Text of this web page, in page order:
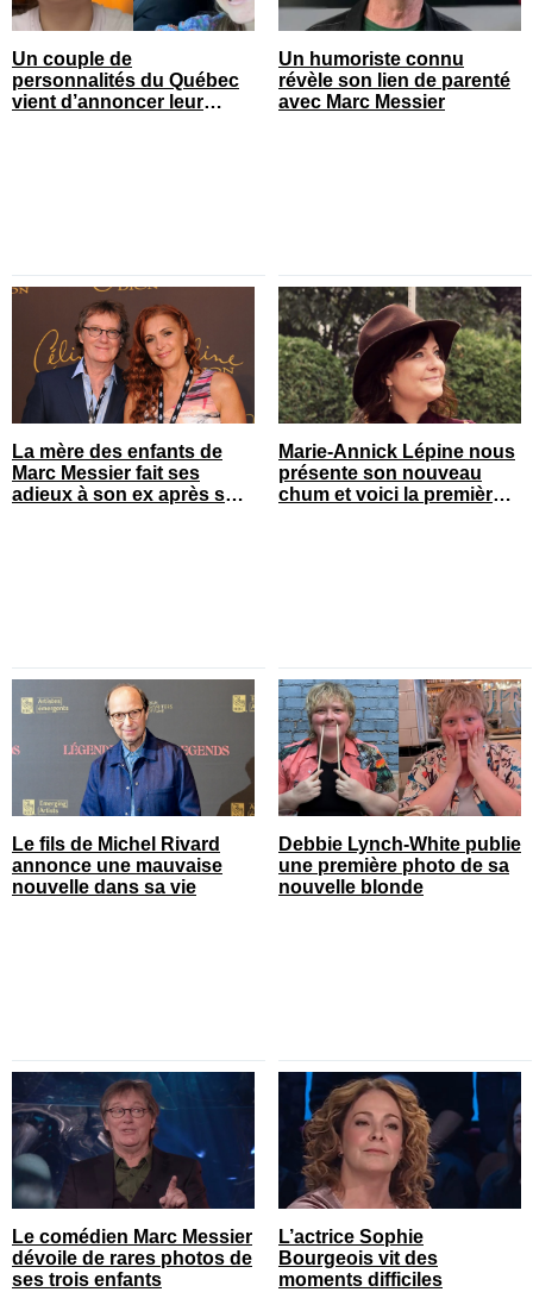
Un couple de
personnalités du Québec
vient d’annoncer leur
Un humoriste connu
révèle son lien de parenté
avec Marc Messier
La mère des enfants de
Marc Messier fait ses
adieux à son ex après son
Marie-Annick Lépine nous
présente son nouveau
chum et voici la première
Le fils de Michel Rivard
annonce une mauvaise
nouvelle dans sa vie
Debbie Lynch-White publie
une première photo de sa
nouvelle blonde
Le comédien Marc Messier
dévoile de rares photos de
ses trois enfants
L’actrice Sophie
Bourgeois vit des
moments difficiles